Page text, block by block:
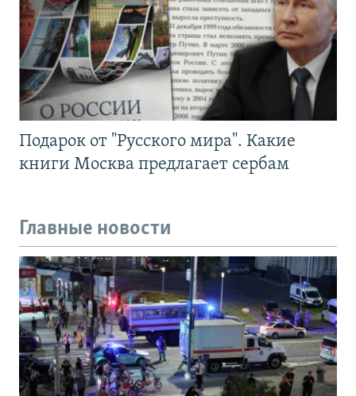
Подарок от "Русского мира". Какие
книги Москва предлагает сербам
Главные новости